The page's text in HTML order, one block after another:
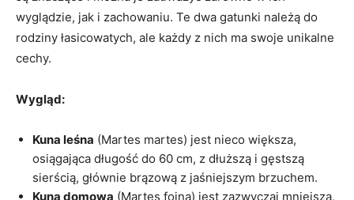
wyglądzie, jak i zachowaniu. Te dwa gatunki należą do
rodziny łasicowatych, ale każdy z nich ma swoje unikalne
cechy.
Wygląd:
Kuna leśna (Martes martes) jest nieco większa,
osiągająca długość do 60 cm, z dłuższą i gęstszą
sierścią, głównie brązową z jaśniejszym brzuchem.
Kuna domowa (Martes foina) jest zazwyczaj mniejsza,